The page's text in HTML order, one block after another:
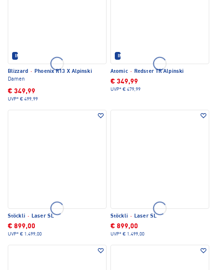
IM SET ERHÄLTLICH
Blizzard · Phoenix R13 X Alpinski
Damen
€ 349,99
UVP* € 499,99
IM SET ERHÄLTLICH
Atomic · Redster TR Alpinski
€ 349,99
UVP* € 479,99
Stöckli · Laser SL
€ 899,00
UVP* € 1.499,00
Stöckli · Laser SL
€ 899,00
UVP* € 1.499,00